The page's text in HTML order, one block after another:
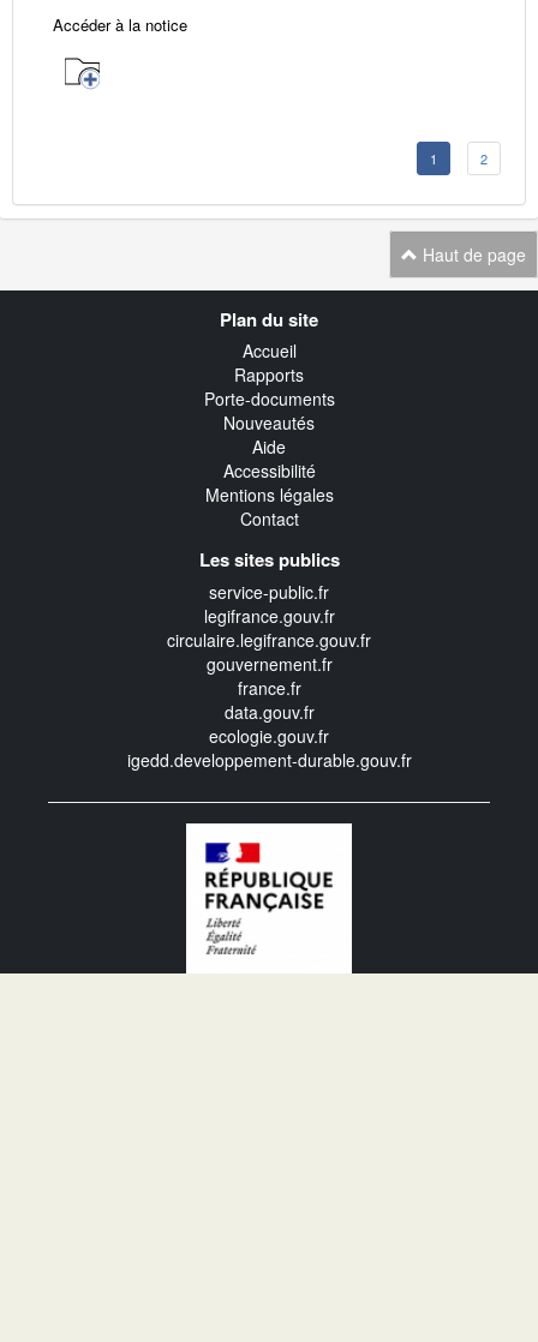
Accéder à la notice
1 2
Haut de page
Plan du site
Accueil
Rapports
Porte-documents
Nouveautés
Aide
Accessibilité
Mentions légales
Contact
Les sites publics
service-public.fr
legifrance.gouv.fr
circulaire.legifrance.gouv.fr
gouvernement.fr
france.fr
data.gouv.fr
ecologie.gouv.fr
igedd.developpement-durable.gouv.fr